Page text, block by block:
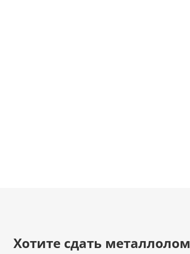
Хотите сдать металлолом